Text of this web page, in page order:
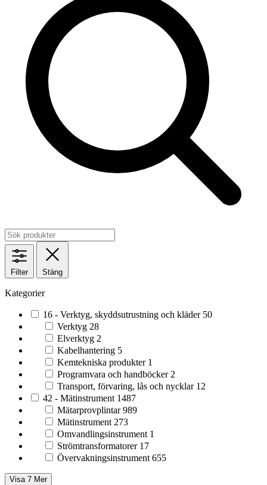
Filter Stäng
Kategorier
16 - Verktyg, skyddsutrustning och kläder 50
Verktyg 28
Elverktyg 2
Kabelhantering 5
Kemtekniska produkter 1
Programvara och handböcker2
Transport, förvaring, lås och nycklar 12
42 - Mätinstrument 1487
Mätarprovplintar989
Mätinstrument273
Omvandlingsinstrument 1
Strömtransformatorer 17
Övervakningsinstrument655
Visa 7 Mer